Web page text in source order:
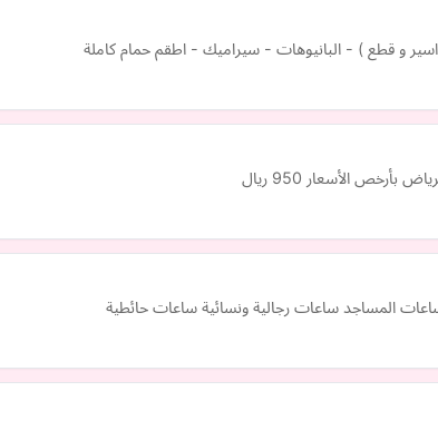
و قطع ) - البانيوهات - سيراميك - اطقم حمام كاملة
المساجد ساعات رجالية ونسائية ساعات حائطية